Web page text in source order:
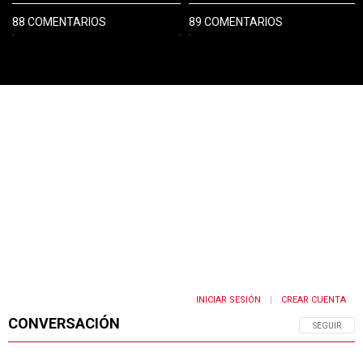
88 COMENTARIOS 89 COMENTARIOS
CONVERSACIÓN SIGA ESTA
SEGUIR
INICIAR SESIÓN CREAR CUENTA